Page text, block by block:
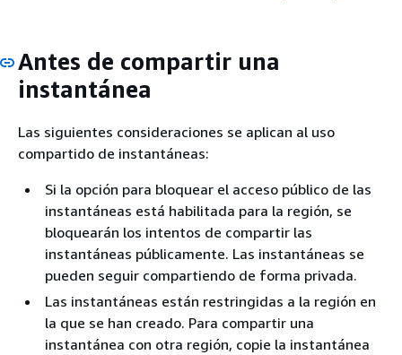
Antes de compartir una
instantánea
Las siguientes consideraciones se aplican al uso
compartido de instantáneas:
Si la opción para bloquear el acceso público de las
instantáneas está habilitada para la región, se
bloquearán los intentos de compartir las
instantáneas públicamente. Las instantáneas se
pueden seguir compartiendo de forma privada.
Las instantáneas están restringidas a la región en
la que se han creado. Para compartir una
instantánea con otra región, copie la instantánea